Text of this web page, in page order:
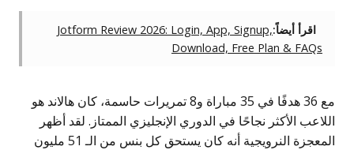
اقرأ أيضاً:Jotform Review 2026: Login, App, Signup,
Download, Free Plan & FAQs
مع 36 هدفًا في 35 مباراة و8 تمريرات حاسمة، كان هالاند هو
اللاعب الأكثر نجاحًا في الدوري الإنجليزي الممتاز. لقد أظهر
المعجزة النرويجية أنه كان يستحق كل بنس من الـ 51 مليون